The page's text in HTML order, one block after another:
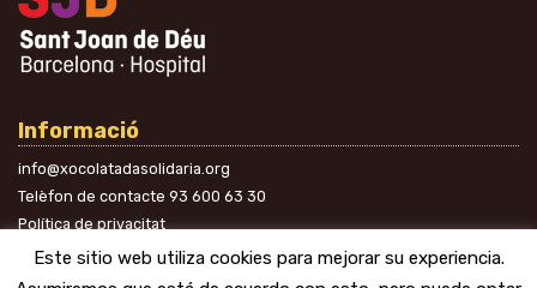
Informació
info@xocolatadasolidaria.org
Telèfon de contacte 93 600 63 30
Política de privacitat
A les xarxes
Este sitio web utiliza cookies para mejorar su experiencia.